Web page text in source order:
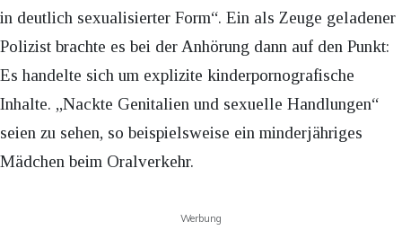
in deutlich sexualisierter Form“. Ein als Zeuge geladener
Polizist brachte es bei der Anhörung dann auf den Punkt:
Es handelte sich um explizite kinderpornografische
Inhalte. „Nackte Genitalien und sexuelle Handlungen“
seien zu sehen, so beispielsweise ein minderjähriges
Mädchen beim Oralverkehr.
Werbung